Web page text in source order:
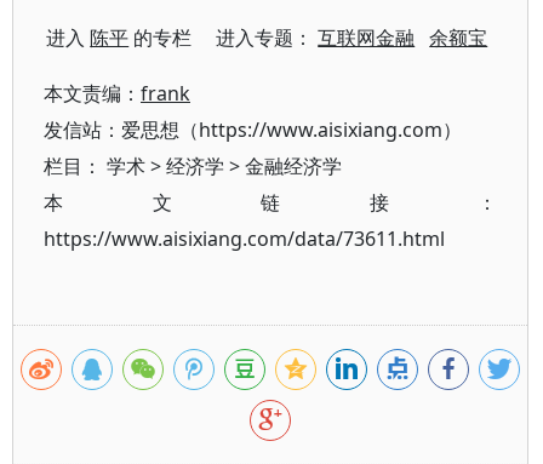
进入陈平 的专栏 进入专题：互联网金融 余额宝
本文责编： frank
发信站：爱思想（https://www.aisixiang.com）
栏目： 学术>经济学 >金融经济学
本文链接：
https://www.aisixiang.com/data/73611.html